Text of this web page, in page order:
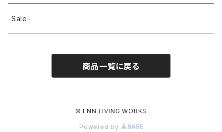
-Sale-
商品一覧に戻る
© ENN LIVING WORKS
Powered by